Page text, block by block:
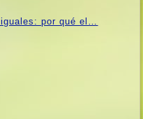
por qué el…